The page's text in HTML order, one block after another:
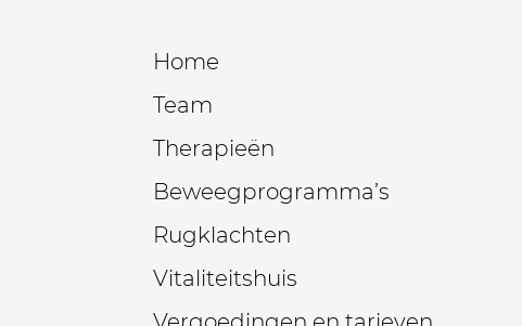
Home
Team
Therapieën
Beweegprogramma’s
Rugklachten
Vitaliteitshuis